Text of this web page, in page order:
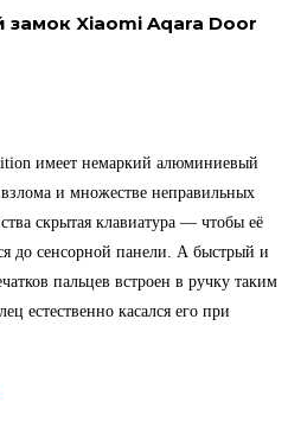
Xiaomi Aqara Door
имеет немаркий алюминиевый
и множестве неправильных
скрытая клавиатура — чтобы её
до сенсорной панели. А быстрый и
пальцев встроен в ручку таким
естественно касался его при